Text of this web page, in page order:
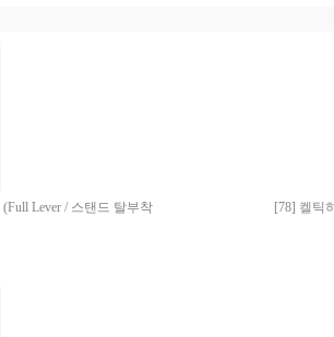
Lever / 스탠드 탈부착
[78] 켈틱